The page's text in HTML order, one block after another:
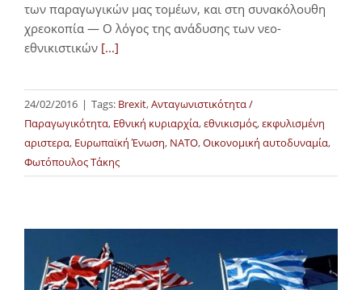
των παραγωγικών μας τομέων, και στη συνακόλουθη
χρεοκοπία — Ο λόγος της ανάδυσης των νεο-
εθνικιστικών [...]
24/02/2016 | Tags: Brexit,Ανταγωνιστικότητα /
Παραγωγικότητα, Εθνική κυριαρχία,εθνικισμός,εκφυλισμένη
αριστερα, Ευρωπαϊκή Ένωση, ΝΑΤΟ,Οικονομική αυτοδυναμία,
Φωτόπουλος Τάκης